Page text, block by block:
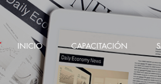
INICIO CAPACITACIÓN